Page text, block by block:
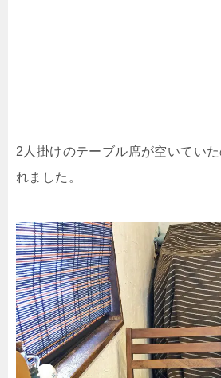
2人掛けのテーブル席が空いてい
れました。